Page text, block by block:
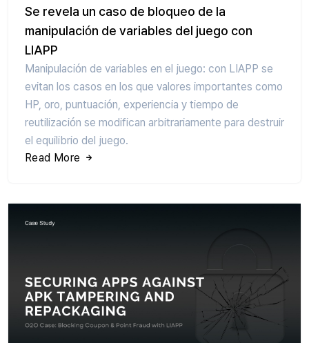
Se revela un caso de bloqueo de la
manipulación de variables del juego con
LIAPP
Manipulación de variables en el juego: con LIAPP se
evitan los casos en los que valores importantes como
HP, oro, puntuación, experiencia y tiempo de
reutilización se modifican arbitrariamente para destruir
el equilibrio del juego.
Read More